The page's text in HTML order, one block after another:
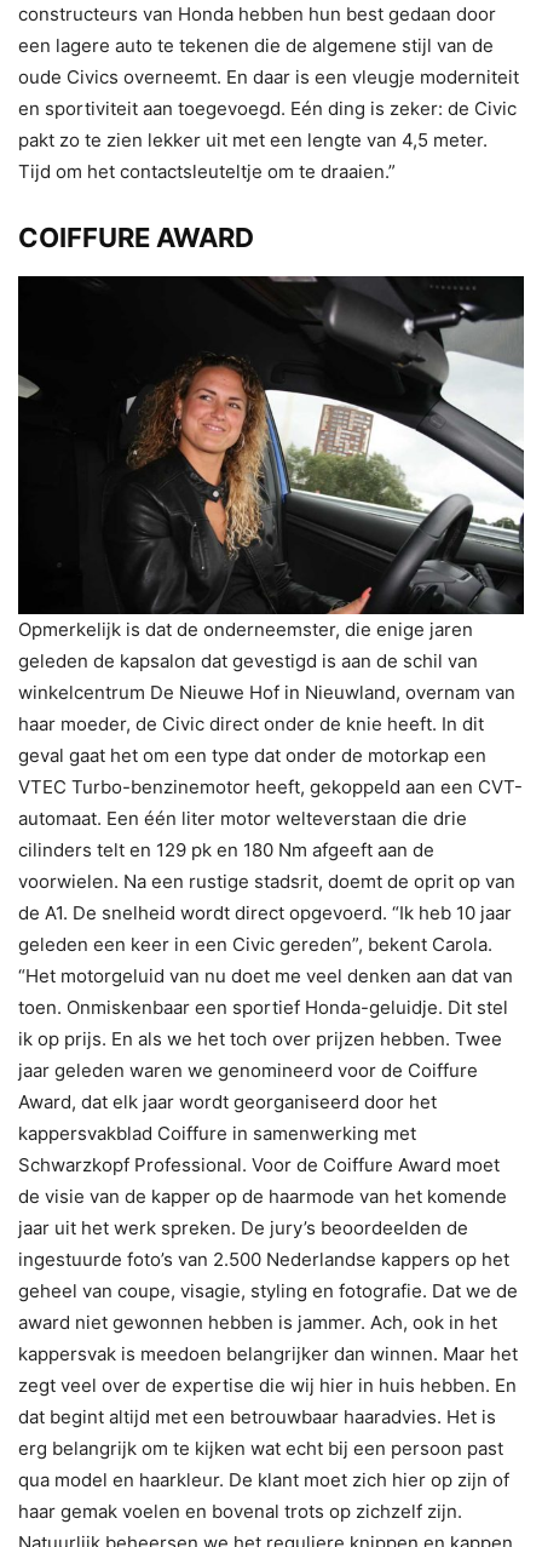
constructeurs van Honda hebben hun best gedaan door
een lagere auto te tekenen die de algemene stijl van de
oude Civics overneemt. En daar is een vleugje moderniteit
en sportiviteit aan toegevoegd. Eén ding is zeker: de Civic
pakt zo te zien lekker uit met een lengte van 4,5 meter.
Tijd om het contactsleuteltje om te draaien.”
COIFFURE AWARD
Opmerkelijk is dat de onderneemster, die enige jaren
geleden de kapsalon dat gevestigd is aan de schil van
winkelcentrum De Nieuwe Hof in Nieuwland, overnam van
haar moeder, de Civic direct onder de knie heeft. In dit
geval gaat het om een type dat onder de motorkap een
VTEC Turbo-benzinemotor heeft, gekoppeld aan een CVT-
automaat. Een één liter motor welteverstaan die drie
cilinders telt en 129 pk en 180 Nm afgeeft aan de
voorwielen. Na een rustige stadsrit, doemt de oprit op van
de A1. De snelheid wordt direct opgevoerd. “Ik heb 10 jaar
geleden een keer in een Civic gereden”, bekent Carola.
“Het motorgeluid van nu doet me veel denken aan dat van
toen. Onmiskenbaar een sportief Honda-geluidje. Dit stel
ik op prijs. En als we het toch over prijzen hebben. Twee
jaar geleden waren we genomineerd voor de Coiffure
Award, dat elk jaar wordt georganiseerd door het
kappersvakblad Coiffure in samenwerking met
Schwarzkopf Professional. Voor de Coiffure Award moet
de visie van de kapper op de haarmode van het komende
jaar uit het werk spreken. De jury’s beoordeelden de
ingestuurde foto’s van 2.500 Nederlandse kappers op het
geheel van coupe, visagie, styling en fotografie. Dat we de
award niet gewonnen hebben is jammer. Ach, ook in het
kappersvak is meedoen belangrijker dan winnen. Maar het
zegt veel over de expertise die wij hier in huis hebben. En
dat begint altijd met een betrouwbaar haaradvies. Het is
erg belangrijk om te kijken wat echt bij een persoon past
qua model en haarkleur. De klant moet zich hier op zijn of
haar gemak voelen en bovenal trots op zichzelf zijn.
Natuurlijk beheersen we het reguliere knippen en kappen